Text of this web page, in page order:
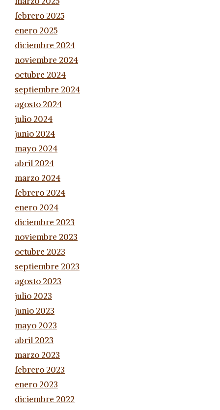
febrero 2025
enero 2025
diciembre 2024
noviembre 2024
octubre 2024
septiembre 2024
agosto 2024
julio 2024
junio 2024
mayo 2024
abril 2024
marzo 2024
febrero 2024
enero 2024
diciembre 2023
noviembre 2023
octubre 2023
septiembre 2023
agosto 2023
julio 2023
junio 2023
mayo 2023
abril 2023
marzo 2023
febrero 2023
enero 2023
diciembre 2022